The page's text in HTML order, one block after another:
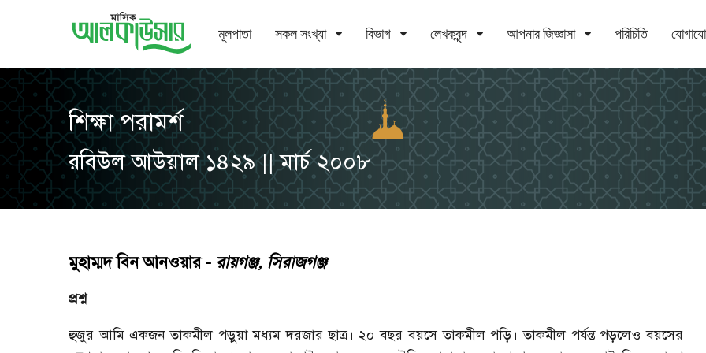
মূলপাতা সকল সংখ্যা বিভাগ লেখকবৃন্দ আপনার জিজ্ঞাসা পরিচিতি
শিক্ষা পরামর্শ
রবিউল আউয়াল ১৪২৯ || মার্চ ২০০৮
মুহাম্মদ বিন আনওয়ার - রায়গঞ্জ, সিরাজগঞ্জ
প্রশ্ন
হুজুর আমি একজন তাকমীল পড়ুয়া মধ্যম দরজার ছাত্র। ২০ বছর বয়সে তাকমীল পড়ি। তাকমীল পর্যন্ত পড়লেও বয়সের